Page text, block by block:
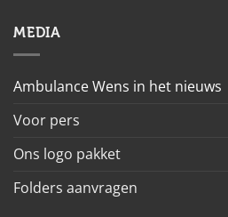
MEDIA
Ambulance Wens in het nieuws
Voor pers
Ons logo pakket
Folders aanvragen